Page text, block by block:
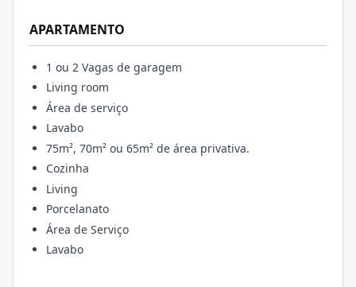
APARTAMENTO
1 ou 2 Vagas de garagem
Living room
Área de serviço
Lavabo
75m², 70m² ou 65m² de área privativa.
Cozinha
Living
Porcelanato
Área de Serviço
Lavabo